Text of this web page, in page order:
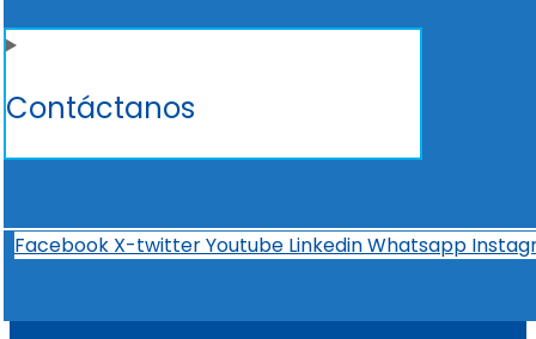
Contáctanos
Facebook X-twitterYoutube LinkedinWhatsapp